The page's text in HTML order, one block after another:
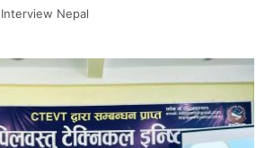
Interview Nepal